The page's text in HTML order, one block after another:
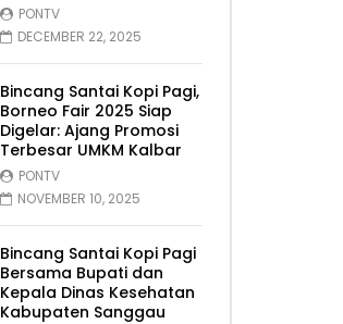
PONTV
DECEMBER 22, 2025
Bincang Santai Kopi Pagi,
Borneo Fair 2025 Siap
Digelar: Ajang Promosi
Terbesar UMKM Kalbar
PONTV
NOVEMBER 10, 2025
Bincang Santai Kopi Pagi
Bersama Bupati dan
Kepala Dinas Kesehatan
Kabupaten Sanggau